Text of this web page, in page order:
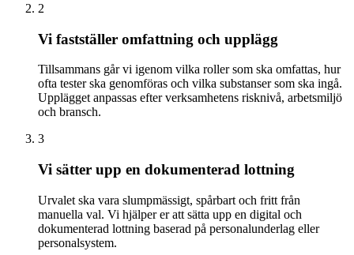
2
Vi fastställer omfattning och upplägg
Tillsammans går vi igenom vilka roller som ska omfattas, hur
ofta tester ska genomföras och vilka substanser som ska ingå.
Upplägget anpassas efter verksamhetens risknivå, arbetsmiljö
och bransch.
3
Vi sätter upp en dokumenterad lottning
Urvalet ska vara slumpmässigt, spårbart och fritt från
manuella val. Vi hjälper er att sätta upp en digital och
dokumenterad lottning baserad på personalunderlag eller
personalsystem.